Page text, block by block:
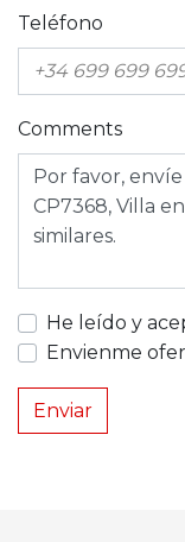
Teléfono
Comments
He leído y
Envienme
Enviar